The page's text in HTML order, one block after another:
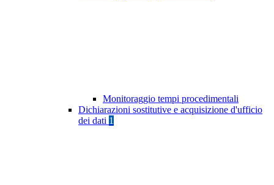
Monitoraggio tempi procedimentali
Dichiarazioni sostitutive e acquisizione d'ufficio
dei dati 1